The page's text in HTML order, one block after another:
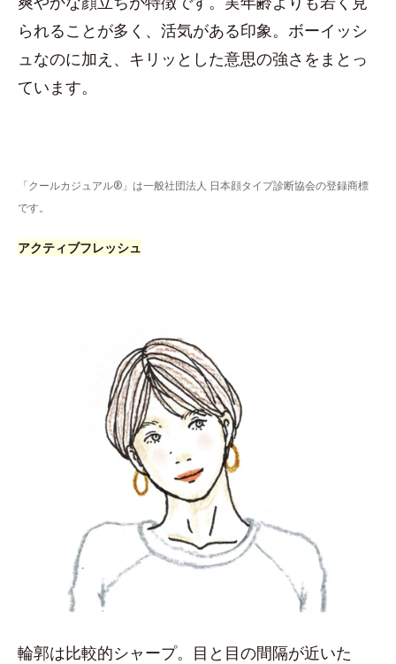
られることが多く、活気がある印象。ボーイッシ
ュなのに加え、キリッとした意思の強さをまとっ
ています。
「クールカジュアル®」は一般社団法人 日本顔タイプ診断協会の登録商標
です。
アクティブフレッシュ
輪郭は比較的シャープ。目と目の間隔が近いた